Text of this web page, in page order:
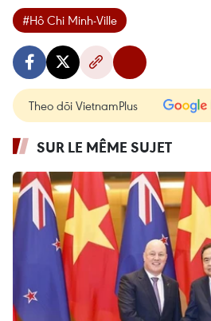
#Hô Chi Minh-Ville
Theo dõi VietnamPlus
SUR LE MÊME SUJET